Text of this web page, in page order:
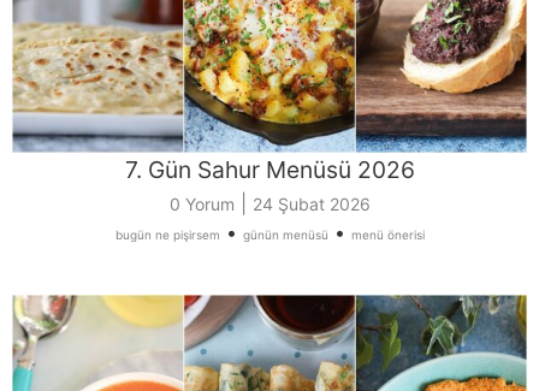
7. Gün Sahur Menüsü 2026
0 Yorum 24 Şubat 2026
bugün ne pişirsem • günün menüsü • menü önerisi